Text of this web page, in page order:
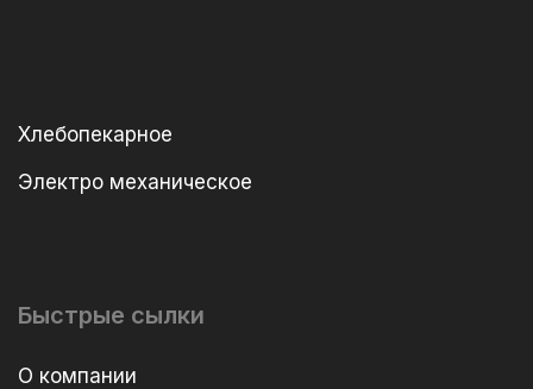
Хлебопекарное
Электро механическое
Быстрые сылки
О компании